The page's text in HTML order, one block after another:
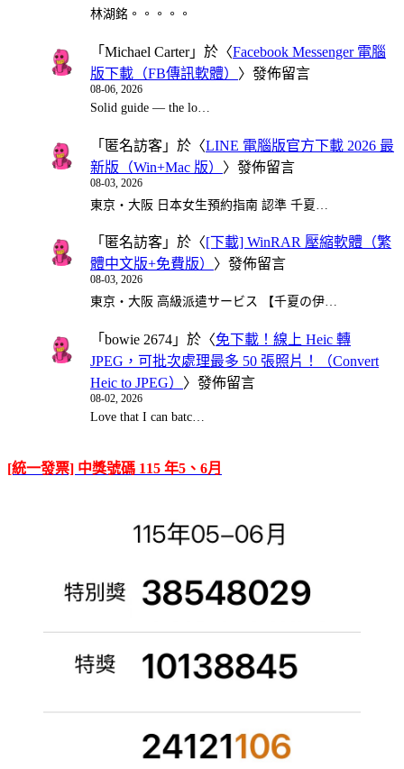
林湖銘。。。。。
「 Michael Carter」於〈Facebook Messenger 電腦
版下載（FB傳訊軟體） 〉發佈留言
08-06, 2026
Solid guide — the lo…
「 匿名訪客 」於〈LINE 電腦版官方下載 2026 最
新版（Win+Mac 版） 〉發佈留言
08-03, 2026
東京・大阪 日本女生預約指南 認準 千夏…
「 匿名訪客 」於〈[下載] WinRAR 壓縮軟體（繁
體中文版+免費版） 〉發佈留言
08-03, 2026
東京・大阪 高級派遣サービス 【千夏の伊…
「 bowie 2674 」於〈免下載！線上 Heic 轉
JPEG，可批次處理最多 50 張照片！（Convert
Heic to JPEG） 〉發佈留言
08-02, 2026
Love that I can batc…
[統一發票] 中獎號碼 115 年5、6月